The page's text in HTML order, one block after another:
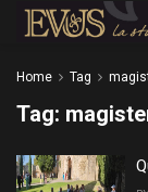
Home Tag
Tag: